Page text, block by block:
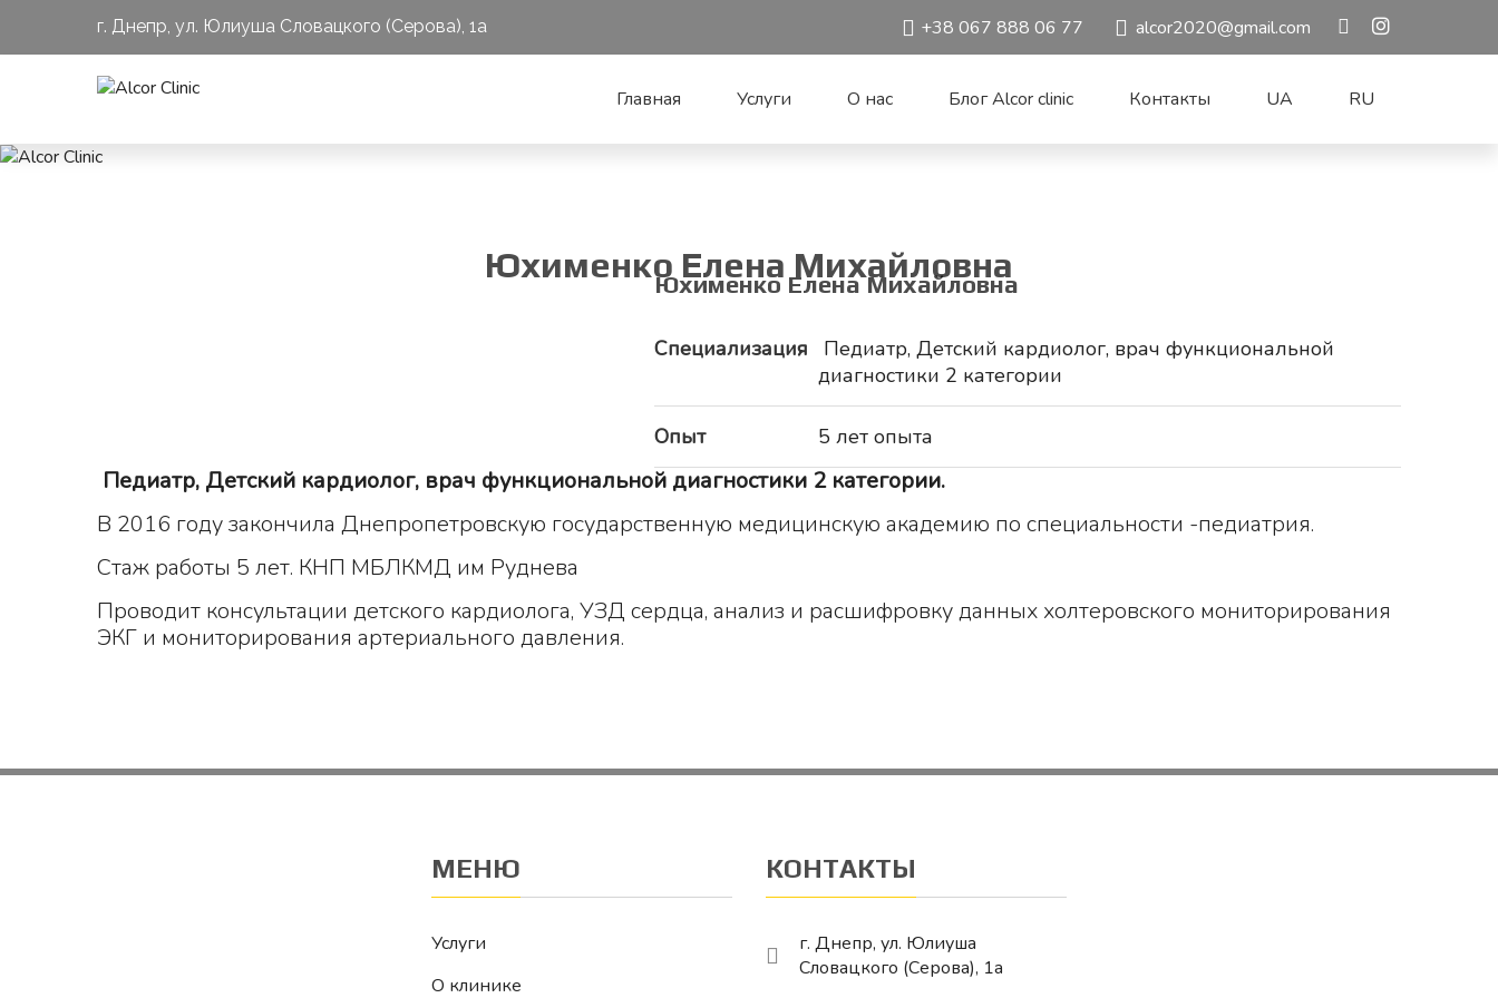
г. Днепр, ул. Юлиуша Словацкого (Серова), 1a +38 067 888 06 77 alcor2020@gmail.com
Главная Услуги О нас Блог Alcor clinic Контакты UA RU
Юхименко Елена Михайловна
Юхименко Елена Михайловна
Специализация
Педиатр, Детский кардиолог, врач функциональной
диагностики 2 категории
Опыт 5 лет опыта
Педиатр, Детский кардиолог, врач функциональной диагностики 2 категории.
В 2016 году закончила Днепропетровскую государственную медицинскую академию по специальности -педиатрия.
Стаж работы 5 лет. КНП МБЛКМД им Руднева
Проводит консультации детского кардиолога, УЗД сердца, анализ и расшифровку данных холтеровского мониторирования
ЭКГ и мониторирования артериального давления.
МЕНЮ
Услуги
О клинике
КОНТАКТЫ
г. Днепр, ул. Юлиуша
Словацкого (Серова), 1a